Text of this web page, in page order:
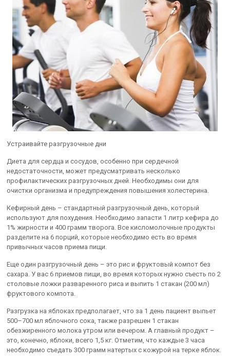
Устраивайте разгрузочные дни
Диета для сердца и сосудов, особенно при сердечной
недостаточности, может предусматривать несколько
профилактических разгрузочных дней. Необходимы они для
очистки организма и предупреждения повышения холестерина.
Кефирный день – стандартный разгрузочный день, который
используют для похудения. Необходимо запасти 1 литр кефира до
1% жирности и 400 грамм творога. Все кисломолочные продукты
разделите на 6 порций, которые необходимо есть во время
привычных часов приема пищи.
Еще один разгрузочный день – это рис и фруктовый компот без
сахара. У вас 6 приемов пищи, во время которых нужно съесть по 2
столовые ложки разваренного риса и выпить 1 стакан (200 мл)
фруктового компота.
Разгрузка на яблоках предполагает, что за 1 день пациент выпьет
500–700 мл яблочного сока, также разрешен 1 стакан
обезжиренного молока утром или вечером. А главный продукт –
это, конечно, яблоки, всего 1,5 кг. Отметим, что каждые 3 часа
необходимо съедать 300 грамм натертых с кожурой на терке яблок.